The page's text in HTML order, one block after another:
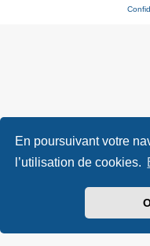
En poursuivant votre
l’utilisation de cookies.